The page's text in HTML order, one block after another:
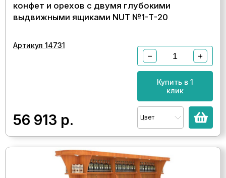
конфет и орехов с двумя глубокими
выдвижными ящиками NUT №1-Т-20
Артикул 14731
56 913 р.
− +
Купить в 1
клик
Цвет